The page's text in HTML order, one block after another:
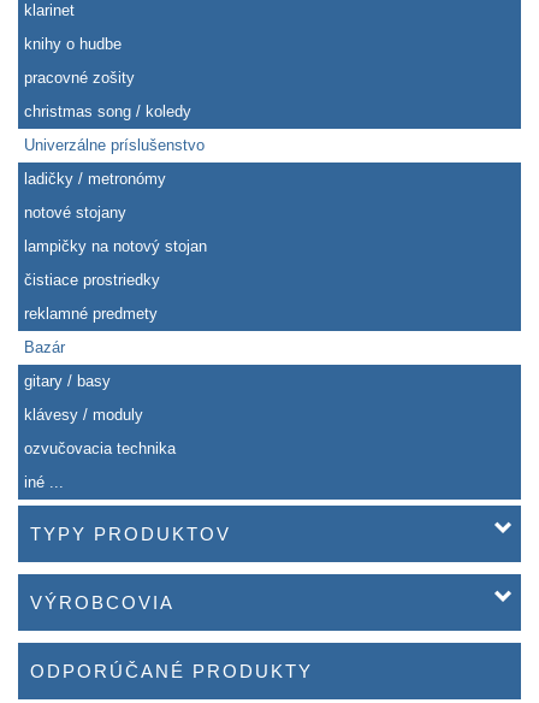
klarinet
knihy o hudbe
pracovné zošity
christmas song / koledy
Univerzálne príslušenstvo
ladičky / metronómy
notové stojany
lampičky na notový stojan
čistiace prostriedky
reklamné predmety
Bazár
gitary / basy
klávesy / moduly
ozvučovacia technika
iné ...
TYPY PRODUKTOV
VÝROBCOVIA
ODPORÚČANÉ PRODUKTY